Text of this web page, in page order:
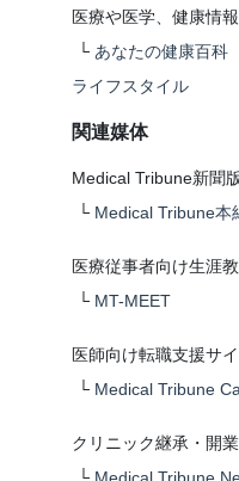
医療や医学、健康情
└ あなたの健康百科
ライフスタイル
関連媒体
Medical Tribune新聞
└ Medical Tribune本
医療従事者向け生涯
└ MT-MEET
医師向け転職支援サイ
└ Medical Tribune
クリニック継承・開